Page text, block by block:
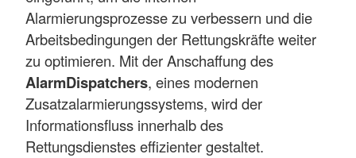
Alarmierungsprozesse zu verbessern und die
Arbeitsbedingungen der Rettungskräfte weiter
zu optimieren. Mit der Anschaffung des
AlarmDispatchers, eines modernen
Zusatzalarmierungssystems, wird der
Informationsfluss innerhalb des
Rettungsdienstes effizienter gestaltet.